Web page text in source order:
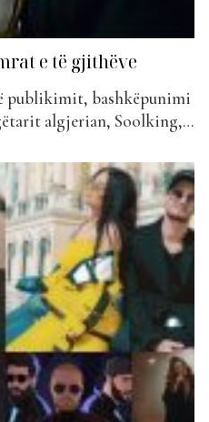
e të gjithëve
publikimit, bashkëpunimi
algjerian, Soolking, u
përmes të cilës
Ndërkohë që në javën e
renditej në...